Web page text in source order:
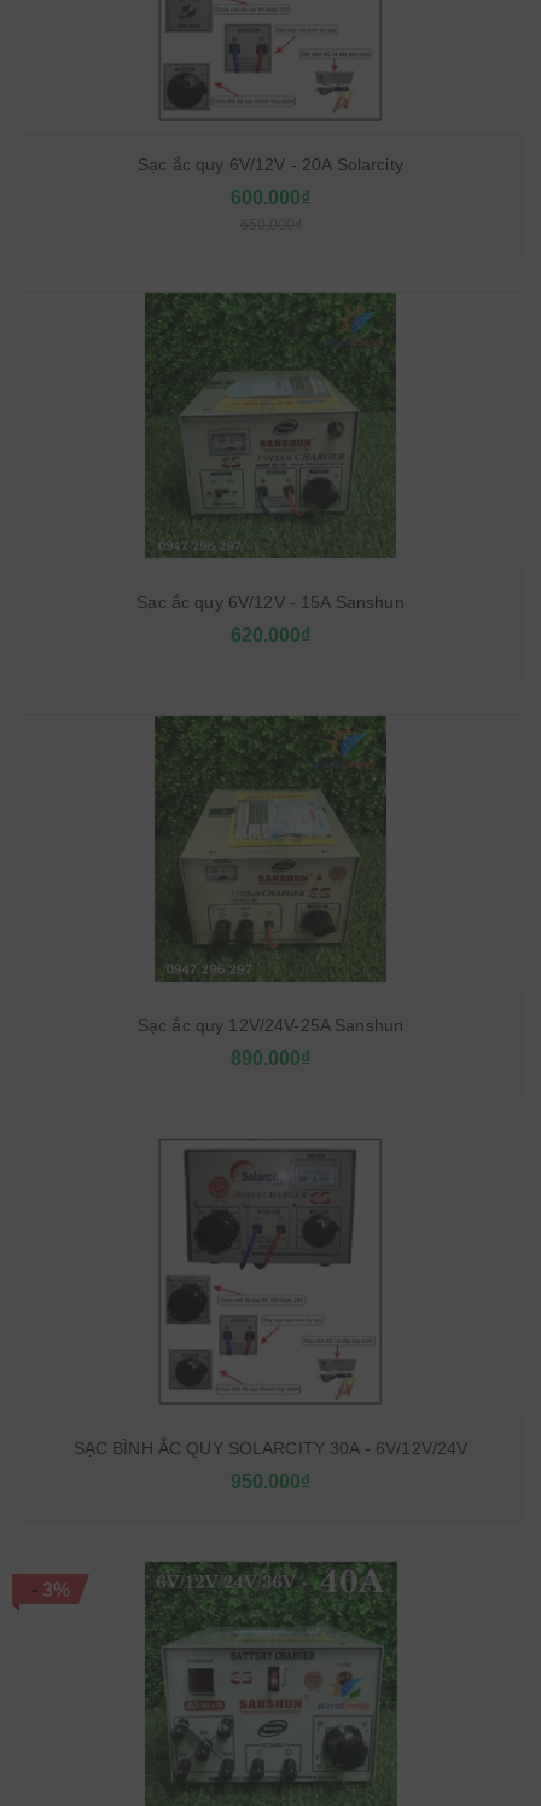
Sạc ắc quy 6V/12V - 20A Solarcity
600.000₫
Sạc ắc quy 6V/12V - 15A Sanshun
620.000₫
Sạc ắc quy 12V/24V-25A Sanshun
890.000₫
SẠC BÌNH ẮC QUY SOLARCITY 30A - 6V/12V/24V
950.000₫
- 3%